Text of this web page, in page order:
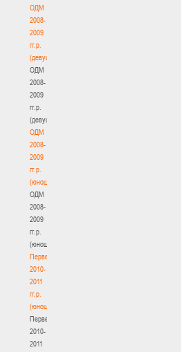
ОДМ
2008-
2009
гг.р.
(девушки)
ОДМ
2008-
2009
гг.р.
(девушки)
ОДМ
2008-
2009
гг.р.
(юноши)
ОДМ
2008-
2009
гг.р.
(юноши)
Первенство
2010-
2011
гг.р.
(юноши)
Первенство
2010-
2011